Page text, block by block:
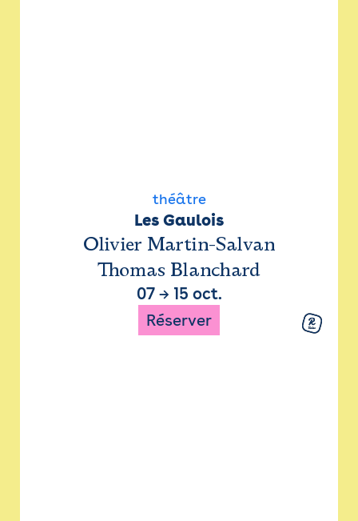
théâtre
Les Gaulois
Olivier Martin-Salvan
Thomas Blanchard
07→ 15 oct.
Réserver